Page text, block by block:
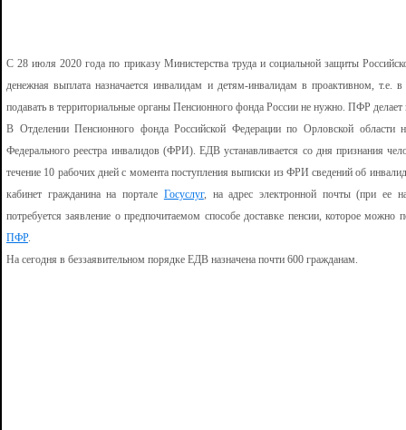
С 28 июля 2020 года по приказу Министерства труда и социальной защиты
денежная выплата назначается инвалидам и детям-инвалидам в проактивном,
подавать в территориальные органы Пенсионного фонда России не нужно. ПФР делает
В Отделении Пенсионного фонда Российской Федерации по Орловской области
Федерального реестра инвалидов (ФРИ). ЕДВ устанавливается со дня признания
течение 10 рабочих дней с момента поступления выписки из ФРИ сведений об
кабинет гражданина на портале Госуслуг, на адрес электронной почты (при ее
потребуется заявление о предпочитаемом способе доставке пенсии, которое можно
ПФР.
На сегодня в беззаявительном порядке ЕДВ назначена почти 600 гражданам.